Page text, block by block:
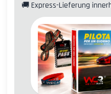
🚚 Express-Lieferung